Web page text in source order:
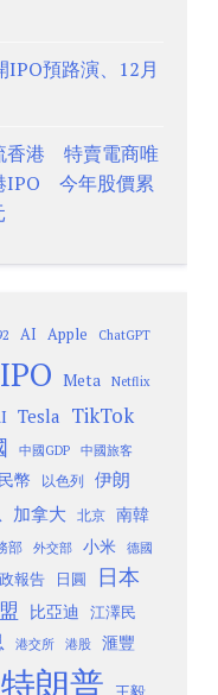
IPO預路演、12月
香港 特賣電商唯
IPO 今年股價累
AI Apple ChatGPT
IPO Meta Netflix
Tesla TikTok
中國GDP 中國旅客
幣 以色列 伊朗
加拿大 北京
南韓
部 外交部 小米 德國
報告 日圓 日本
比亞迪 江澤民
港交所 港股 滙豐
特朗普